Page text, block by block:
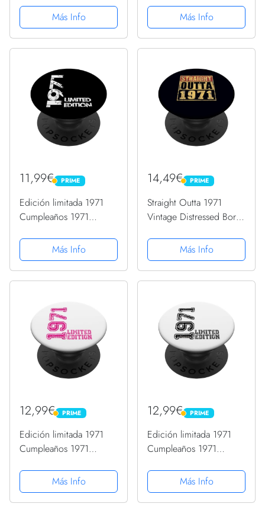
PopSockets PopGrip
Intercambiable
Más Info
PopSockets PopGrip
Intercambiable
Más Info
11,99€ PRIME
PRIME
Edición limitada 1971
Cumpleaños 1971
PopSockets PopGrip
Intercambiable
Más Info
14,49€ PRIME
PRIME
Straight Outta 1971
Vintage Distressed Born
PopSockets PopGrip
Intercambiable
Más Info
12,99€ PRIME
PRIME
Edición limitada 1971
Cumpleaños 1971
PopSockets PopGrip
Intercambiable
Más Info
12,99€ PRIME
PRIME
Edición limitada 1971
Cumpleaños 1971
PopSockets PopGrip
Intercambiable
Más Info